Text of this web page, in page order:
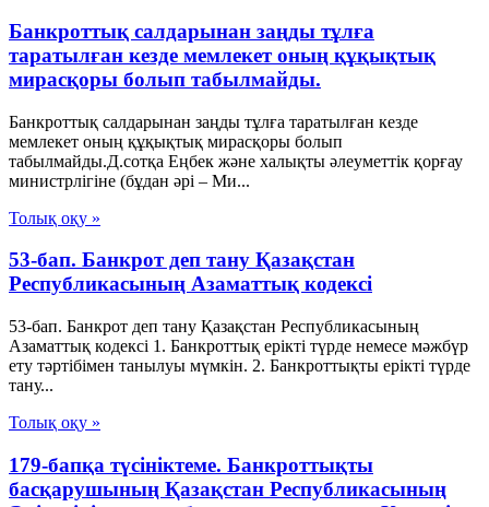
Банкроттық салдарынан заңды тұлға
таратылған кезде мемлекет оның құқықтық
мирасқоры болып табылмайды.
Банкроттық салдарынан заңды тұлға таратылған кезде
мемлекет оның құқықтық мирасқоры болып
табылмайды.Д.сотқа Еңбек және халықты әлеуметтік қорғау
министрлігіне (бұдан әрі – Ми...
Толық оқу »
53-бап. Банкрот деп тану Қазақстан
Республикасының Азаматтық кодексi
53-бап. Банкрот деп тану Қазақстан Республикасының
Азаматтық кодексi 1. Банкроттық ерiктi түрде немесе мәжбүр
ету тәртiбiмен танылуы мүмкiн. 2. Банкроттықты ерiктi түрде
тану...
Толық оқу »
179-бапқа түсініктеме. Банкроттықты
басқарушының Қазақстан Республикасының